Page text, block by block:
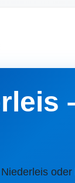
oder